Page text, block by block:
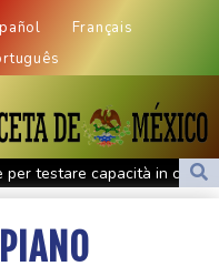
Français
per testare capacità in caso
con Alizee Ribolzi nel